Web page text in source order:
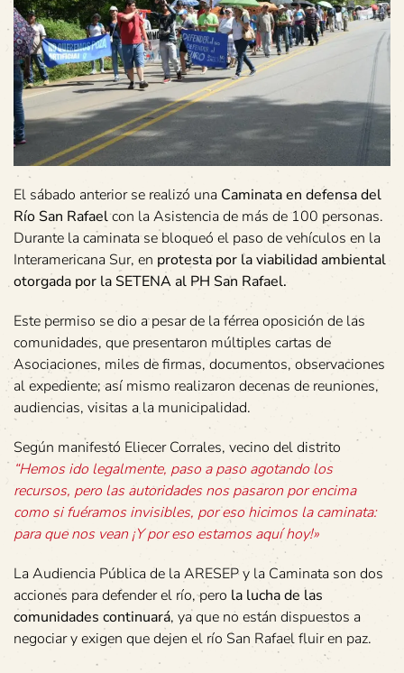
El sábado anterior se realizó una Caminata en defensa del
Río San Rafaelcon la Asistencia de más de 100 personas.
Durante la caminata se bloqueó el paso de vehículos en la
Interamericana Sur, en protesta por la viabilidad ambiental
otorgada por la SETENA al PH San Rafael.
Este permiso se dio a pesar de la férrea oposición de las
comunidades, que presentaron múltiples cartas de
Asociaciones, miles de firmas, documentos, observaciones
al expediente; así mismo realizaron decenas de reuniones,
audiencias, visitas a la municipalidad.
Según manifestó Eliecer Corrales, vecino del distrito
“Hemos ido legalmente, paso a paso agotando los
recursos, pero las autoridades nos pasaron por encima
como si fuéramos invisibles, por eso hicimos la caminata:
para que nos vean ¡Y por eso estamos aquí hoy!»
La Audiencia Pública de la ARESEP y la Caminata son dos
acciones para defender el río, pero la lucha de las
comunidades continuará, ya que no están dispuestos a
negociar y exigen que dejen el río San Rafael fluir en paz.